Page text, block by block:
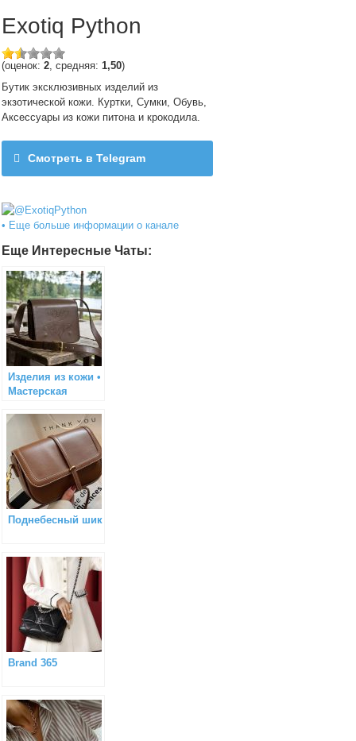
Exotiq Python
(оценок:2, средняя:1,50)
Бутик эксклюзивных изделий из
экзотической кожи. Куртки, Сумки, Обувь,
Аксессуары из кожи питона и крокодила.
Смотреть в Telegram
• Еще больше информации о канале
Еще Интересные Чаты:
Изделия из кожи •
Мастерская
Поднебесный шик
Brand 365